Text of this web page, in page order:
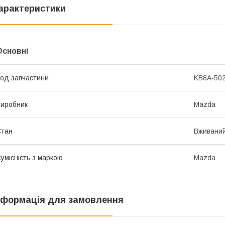
запчастини KB8A-
Mazda
з маркою Mazda
для замовлення